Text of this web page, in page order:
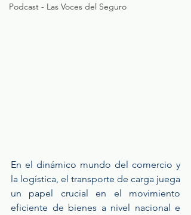
Podcast - Las Voces del Seguro
En el dinámico mundo del comercio y
la logística, el transporte de carga juega
un papel crucial en el movimiento
eficiente de bienes a nivel nacional e